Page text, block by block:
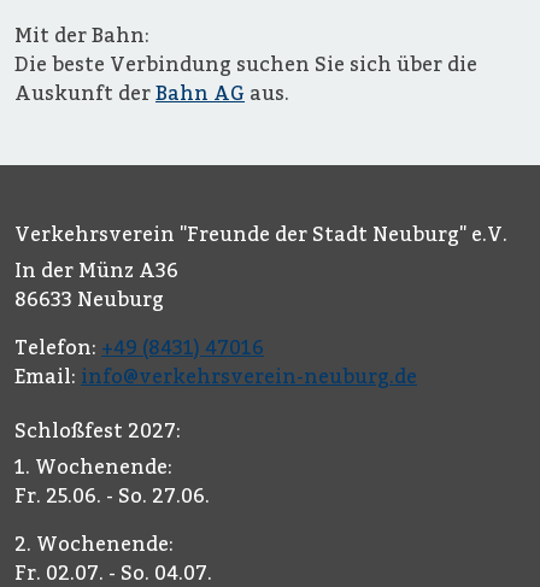
Mit der Bahn:
Die beste Verbindung suchen Sie sich über die
Auskunft derBahn AG aus.
Verkehrsverein "Freunde der Stadt Neuburg" e.V.
In der Münz A36
86633 Neuburg
Telefon: +49 (8431) 47016
Email: info@verkehrsverein-neuburg.de
Schloßfest 2027:
1. Wochenende:
Fr. 25.06. - So. 27.06.
2. Wochenende:
Fr. 02.07. - So. 04.07.